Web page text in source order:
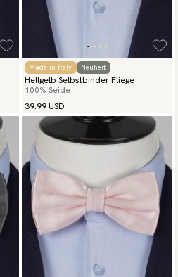
Made in Italy Neuheit
Hellgelb Selbstbinder Fliege
100% Seide
39.99 USD